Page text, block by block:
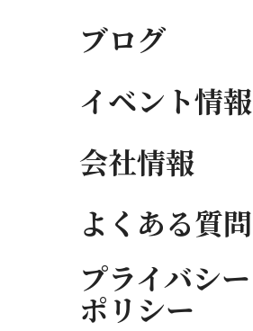
ブログ
イベント情報
会社情報
よくある質問
プライバシー
ポリシー